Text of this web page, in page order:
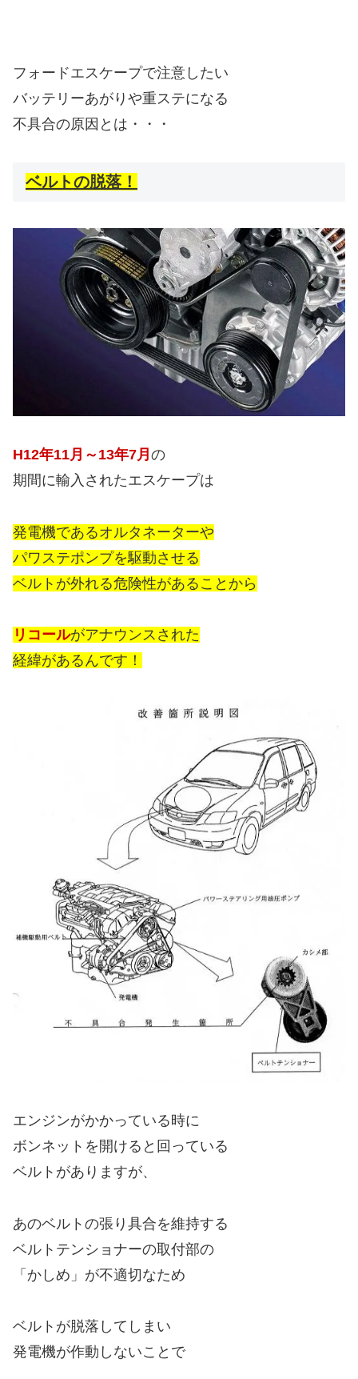
フォードエスケープで注意したい
バッテリーあがりや重ステになる
不具合の原因とは・・・
ベルトの脱落！
H12年11月～13年7月 の
期間に輸入されたエスケープは
発電機であるオルタネーターや
パワステポンプを駆動させる
ベルトが外れる危険性があることから
リコールがアナウンスされた
経緯があるんです！
エンジンがかかっている時に
ボンネットを開けると回っている
ベルトがありますが、
あのベルトの張り具合を維持する
ベルトテンショナーの取付部の
「かしめ」が不適切なため
ベルトが脱落してしまい
発電機が作動しないことで